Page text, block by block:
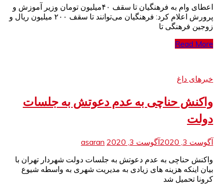
اعطای وام به فرهنگیان تا سقف ۴۰میلیون تومان وزیر آموزش و
پرورش اعلام کرد: فرهنگیان می‌توانند تا سقف ۲۰۰ میلیون ریال و
زوجین فرهنگی تا
Read More
خبرهای داغ
واکنش حناچی به عدم دعوتش به جلسات
دولت
آگوست 3, 2020 آگوست 3, 2020
asaran
واکنش حناچی به عدم دعوتش به جلسات دولت شهردار تهران با
بیان اینکه هزینه های زیادی به مدیریت شهری به واسطه شیوع
کرونا تحمیل شد